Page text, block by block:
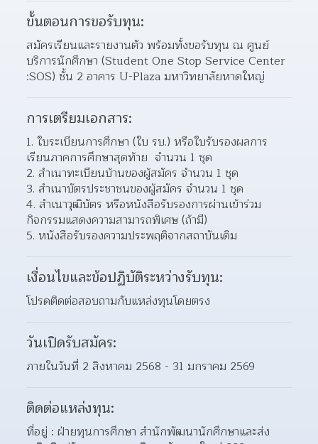
ขั้นตอนการขอรับทุน:
สมัครเรียนและรายงานตัว พร้อมทั้งขอรับทุน ณ ศูนย์
บริการนักศึกษา (Student One Stop Service Center
:SOS) ชั้น 2 อาคาร U-Plaza มหาวิทยาลัยหาดใหญ่
การเตรียมเอกสาร:
1. ใบระเบียนการศึกษา (ใบ รบ.) หรือใบรับรองผลการ
เรียนภาคการศึกษาสุดท้าย  จำนวน 1 ชุด
2. สำเนาทะเบียนบ้านของผู้สมัคร จำนวน 1 ชุด
3. สำเนาบัตรประชาชนของผู้สมัคร จำนวน 1 ชุด
4. สำเนาวุฒิบัตร หรือหนังสือรับรองการผ่านเข้าร่วม
กิจกรรมแสดงความสามารถพิเศษ (ถ้ามี)
5. หนังสือรับรองความประพฤติจากสถาบันเดิม
เงื่อนไขและข้อปฏิบัติระหว่างรับทุน:
โปรดติดต่อสอบถามกับแหล่งทุนโดยตรง
วันเปิดรับสมัคร:
ภายในวันที่ 2 สิงหาคม 2568 - 31 มกราคม 2569
ติดต่อแหล่งทุน:
ที่อยู่ : ฝ่ายทุนการศึกษา สำนักพัฒนานักศึกษาและส่ง